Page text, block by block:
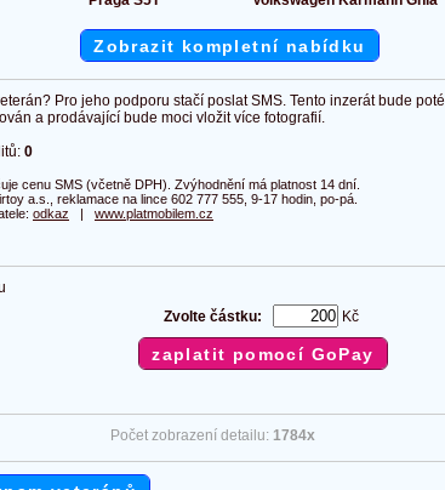
Zobrazit kompletní nabídku
Pro jeho podporu stačí poslat SMS. Tento inzerát bude poté
a prodávající bude moci vložit více fotografií.
0
cenu SMS (včetně DPH). Zvýhodnění má platnost 14 dní.
a.s., reklamace na lince 602 777 555, 9-17 hodin, po-pá.
odkaz | www.platmobilem.cz
Zvolte částku: Kč
Počet zobrazení detailu: 1784x